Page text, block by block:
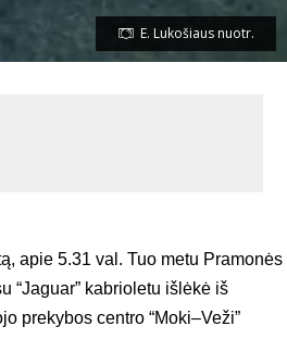
E. Lukošiaus nuotr.
apie 5.31 val. Tuo metu Pramonės
“Jaguar” kabrioletu išlėkė iš
prekybos centro “Moki–Veži”